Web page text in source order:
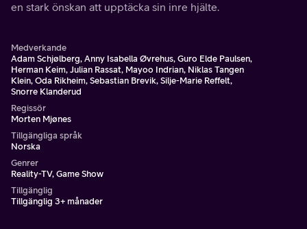
en stark önskan att upptäcka sin inre hjälte.
Medverkande
Adam Schjølberg, Anny Isabella Øvrehus, Guro Elde Paulsen,
Herman Keim, Julian Rassat, Mayoo Indrian, Niklas Tangen
Klein, Oda Rikheim, Sebastian Brevik, Silje-Marie Reffelt,
Snorre Klanderud
Regissör
Morten Mjønes
Tillgängliga språk
Norska
Genrer
Reality-TV, Game Show
Tillgänglig
Tillgänglig 3+ månader